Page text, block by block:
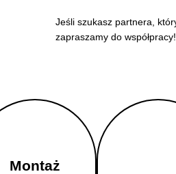
Jeśli szukasz partnera,
zapraszamy do współpracy!
Montaż